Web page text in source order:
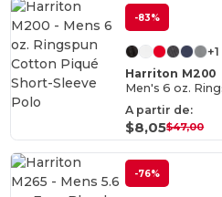
-83%
+1
Harriton M200
A partir de:
$8,05$47,00
-76%